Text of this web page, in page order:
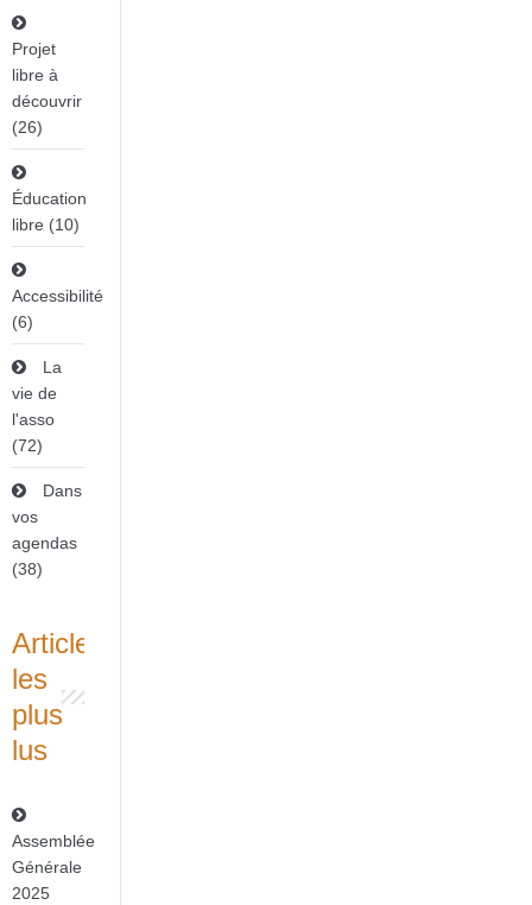
Projet
libre à
découvrir
(26)
Éducation
libre (10)
Accessibilité
(6)
La
vie de
l'asso
(72)
Dans
vos
agendas
(38)
Articles
les
plus
lus
Assemblée
Générale
2025